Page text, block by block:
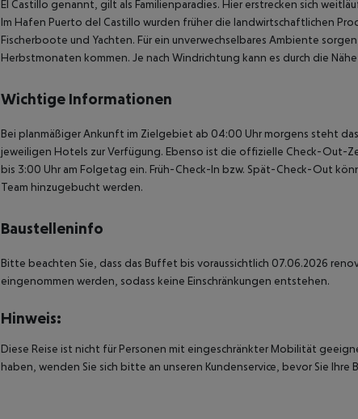
El Castillo genannt, gilt als Familienparadies. Hier erstrecken sich
Im Hafen Puerto del Castillo wurden früher die landwirtschaftlichen
Fischerboote und Yachten. Für ein unverwechselbares Ambiente
Herbstmonaten kommen. Je nach Windrichtung kann es durch die
Wichtige Informationen
Bei planmäßiger Ankunft im Zielgebiet ab 04:00 Uhr morgens steht
jeweiligen Hotels zur Verfügung. Ebenso ist die offizielle Check-Out-
bis 3:00 Uhr am Folgetag ein. Früh-Check-In bzw. Spät-Check-Out
Team hinzugebucht werden.
Baustelleninfo
Bitte beachten Sie, dass das Buffet bis voraussichtlich 07.06.2026
eingenommen werden, sodass keine Einschränkungen entstehen.
Hinweis:
Diese Reise ist nicht für Personen mit eingeschränkter Mobilität
haben, wenden Sie sich bitte an unseren Kundenservice, bevor Sie Ihre